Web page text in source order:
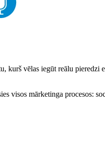
kurš vēlas iegūt reālu pieredzi
visos mārketinga procesos: